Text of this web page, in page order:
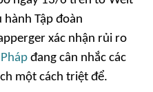
hành Tập đoàn
xác nhận rủi ro
Pháp đang cân nhắc các
một cách triệt để.